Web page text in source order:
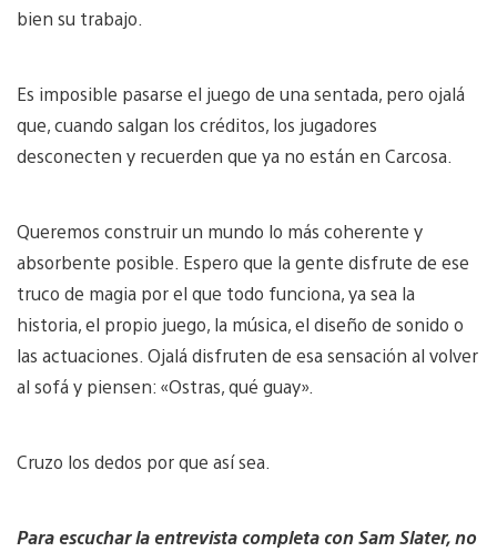
bien su trabajo.
Es imposible pasarse el juego de una sentada, pero ojalá
que, cuando salgan los créditos, los jugadores
desconecten y recuerden que ya no están en Carcosa.
Queremos construir un mundo lo más coherente y
absorbente posible. Espero que la gente disfrute de ese
truco de magia por el que todo funciona, ya sea la
historia, el propio juego, la música, el diseño de sonido o
las actuaciones. Ojalá disfruten de esa sensación al volver
al sofá y piensen: «Ostras, qué guay».
Cruzo los dedos por que así sea.
Para escuchar la entrevista completa con Sam Slater, no